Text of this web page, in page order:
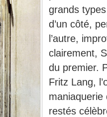
grands
d’un côté,
l’autre,
clairement,
du premier.
Fritz Lang,
maniaquerie
restés